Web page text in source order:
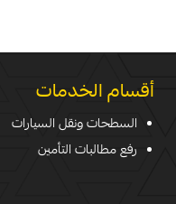
أقسام الخدمات
السطحات ونقل السيارات
رفع مطالبات التأمين